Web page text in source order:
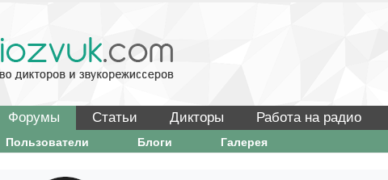
Форумы Статьи Дикторы Работа на радио
Пользователи Блоги Галерея